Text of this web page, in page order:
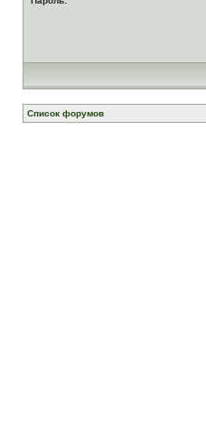
Список форумов